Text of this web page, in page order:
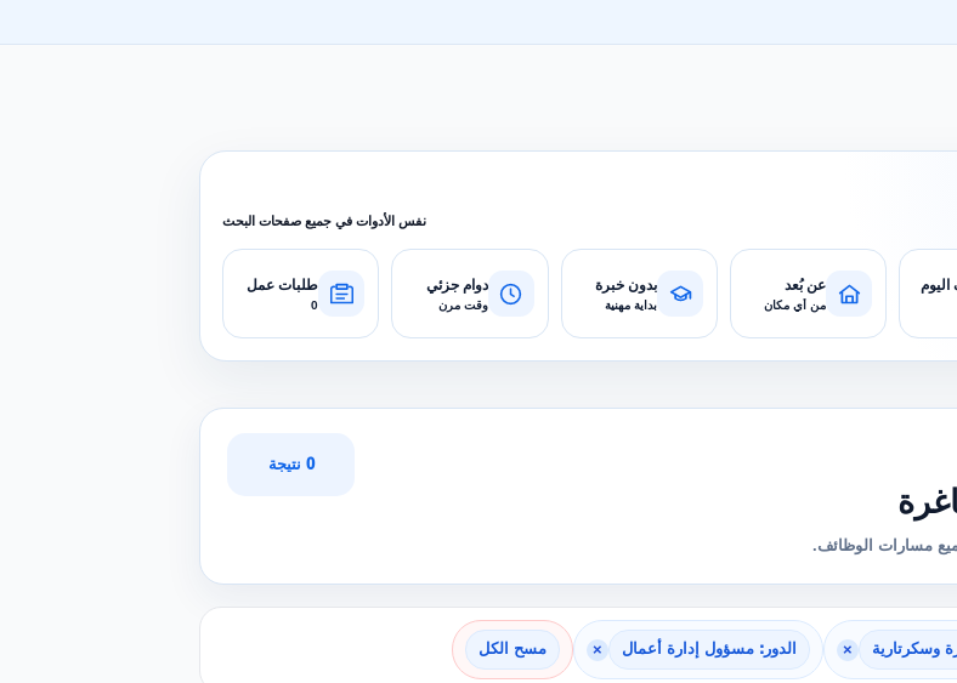
نفس الأدوات في جميع صفحات البحث
عن بُعد
من أي مكان
بدون خبرة
بداية مهنية
دوام جزئي
وقت مرن
طلبات عمل
0
مسارات الوظائف.
0 نتيجة
وسكرتارية × الدور: مسؤول إدارة أعمال × مسح الكل